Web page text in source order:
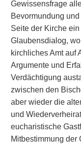
Gewissensfrage
Bevormundung
Seite der Kirche
Glaubensdialog,
kirchliches Amt auf
Argumente und
Verdächtigung
zwischen den
aber wieder die
und
eucharistische
Mitbestimmung der